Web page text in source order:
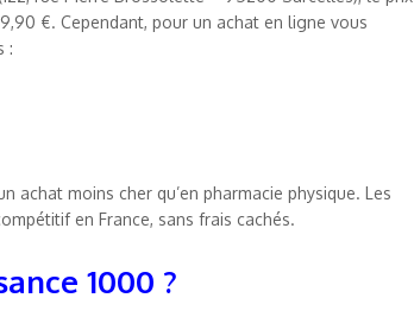
€. Cependant, pour un achat en ligne vous
:
achat moins cher qu’en pharmacie physique. Les
en France, sans frais cachés.
1000 ?